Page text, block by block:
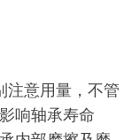
注意用量，不管
响轴承寿命